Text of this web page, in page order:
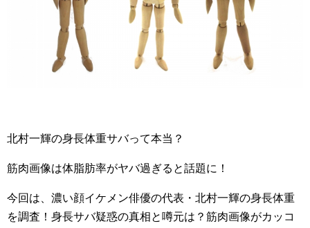
北村一輝の身長体重サバって本当？
筋肉画像は体脂肪率がヤバ過ぎると話題に！
今回は、濃い顔イケメン俳優の代表・北村一輝の身長体重
を調査！身長サバ疑惑の真相と噂元は？筋肉画像がカッコ